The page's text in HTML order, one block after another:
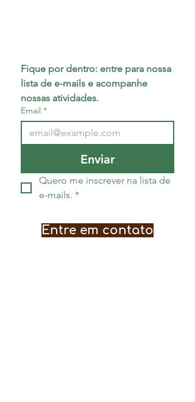
Fique por dentro: entre para nossa
lista de e-mails e acompanhe
nossas atividades.
Email *
Enviar
Quero me inscrever na lista de
e-mails. *
Entre em contato